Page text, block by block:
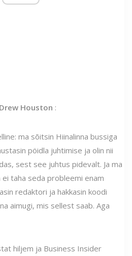
Drew Houston :
ma sõitsin Hiinalinna bussiga
pöidla juhtimise ja olin nii
sest see juhtus pidevalt. Ja ma
ei taha seda probleemi enam
redaktori ja hakkasin koodi
aimugi, mis sellest saab. Aga
hiljem ja Business Insider